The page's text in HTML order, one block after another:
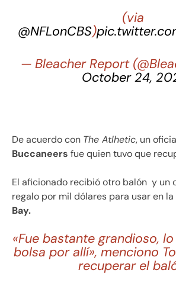
(via
@NFLonCBS)
— Bleacher Report
October 24,
De acuerdo con The Atlhetic, un
Buccaneers fue quien tuvo que
El aficionado recibió otro balón y un
regalo por mil dólares para usar en la
Bay.
«Fue bastante grandioso,
bolsa por allí», menciono
recuperar el